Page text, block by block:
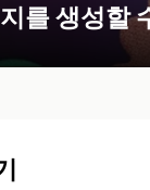
를 생성할